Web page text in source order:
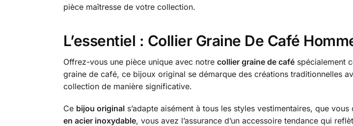
pièce maîtresse de votre collection.
L’essentiel : Collier Graine De Café
Offrez-vous une pièce unique avec notre collier graine de caféspécialement
graine de café, ce bijoux original se démarque des créations traditionnelles
collection de manière significative.
Ce bijou originals’adapte aisément à tous les styles vestimentaires, que
en acier inoxydable, vous avez l’assurance d’un accessoire tendance qui